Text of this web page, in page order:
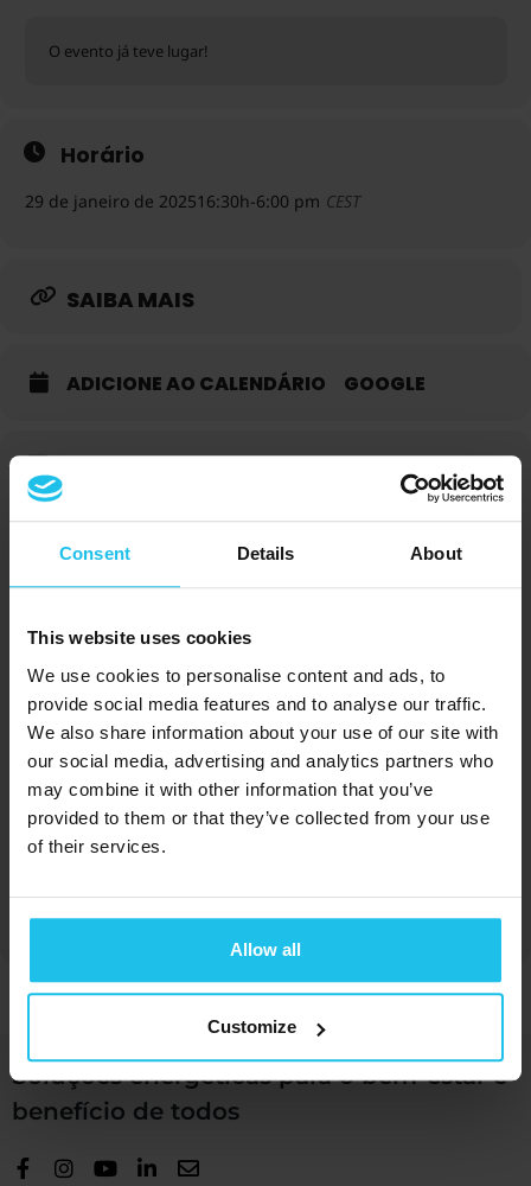
Consent Details About
This website uses cookies
We use cookies to personalise content and ads, to
provide social media features and to analyse our traffic.
We also share information about your use of our site with
our social media, advertising and analytics partners who
may combine it with other information that you’ve
provided to them or that they’ve collected from your use
of their services.
Allow all
Customize
O evento já teve lugar!
Horário
29 de janeiro de 202516:30h-6:00 pm CEST
SAIBA MAIS
ADICIONE AO CALENDÁRIO GOOGLE
Oradores para este evento
Soluções energéticas para o bem-estar e
benefício de todos